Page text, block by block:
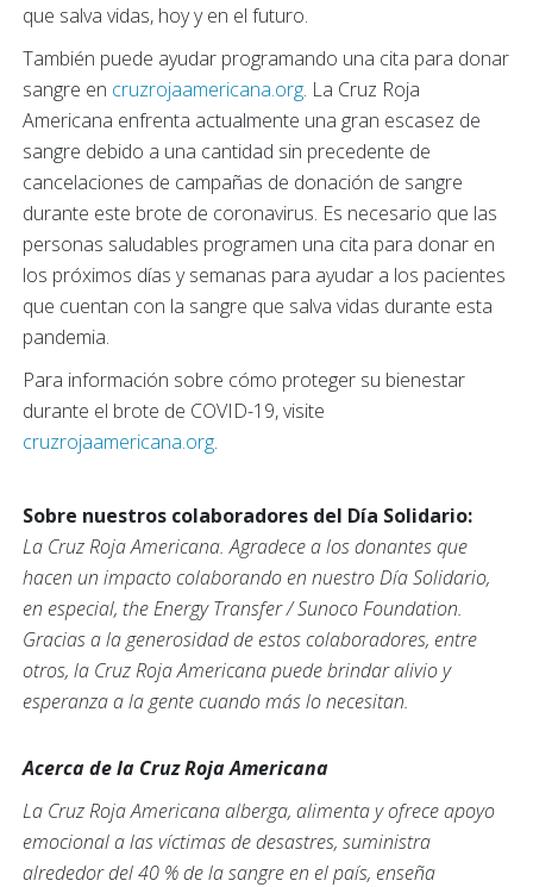
que salva vidas, hoy y en el futuro.
También puede ayudar programando una cita para donar
sangre en cruzrojaamericana.org. La Cruz Roja
Americana enfrenta actualmente una gran escasez de
sangre debido a una cantidad sin precedente de
cancelaciones de campañas de donación de sangre
durante este brote de coronavirus. Es necesario que las
personas saludables programen una cita para donar en
los próximos días y semanas para ayudar a los pacientes
que cuentan con la sangre que salva vidas durante esta
pandemia.
Para información sobre cómo proteger su bienestar
durante el brote de COVID-19, visite
cruzrojaamericana.org.
Sobre nuestros colaboradores del Día Solidario:
La Cruz Roja Americana. Agradece a los donantes que
hacen un impacto colaborando en nuestro Día Solidario,
en especial, the Energy Transfer / Sunoco Foundation.
Gracias a la generosidad de estos colaboradores, entre
otros, la Cruz Roja Americana puede brindar alivio y
esperanza a la gente cuando más lo necesitan.
Acerca de la Cruz Roja Americana
La Cruz Roja Americana alberga, alimenta y ofrece apoyo
emocional a las víctimas de desastres, suministra
alrededor del 40 % de la sangre en el país, enseña